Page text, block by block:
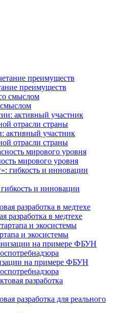
преимуществ
активный участник
отрасли страны
мирового уровня
и инновации
разработка в медтехе
и экосистемы
на примере ФБУН
разработка для реального